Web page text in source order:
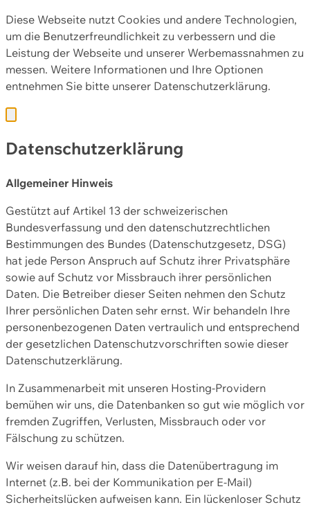
Diese Webseite nutzt Cookies und andere Technologien,
um die Benutzerfreundlichkeit zu verbessern und die
Leistung der Webseite und unserer Werbemassnahmen zu
messen. Weitere Informationen und Ihre Optionen
entnehmen Sie bitte unserer Datenschutzerklärung.
Datenschutzerklärung
Allgemeiner Hinweis
Gestützt auf Artikel 13 der schweizerischen
Bundesverfassung und den datenschutzrechtlichen
Bestimmungen des Bundes (Datenschutzgesetz, DSG)
hat jede Person Anspruch auf Schutz ihrer Privatsphäre
sowie auf Schutz vor Missbrauch ihrer persönlichen
Daten. Die Betreiber dieser Seiten nehmen den Schutz
Ihrer persönlichen Daten sehr ernst. Wir behandeln Ihre
personenbezogenen Daten vertraulich und entsprechend
der gesetzlichen Datenschutzvorschriften sowie dieser
Datenschutzerklärung.
In Zusammenarbeit mit unseren Hosting-Providern
bemühen wir uns, die Datenbanken so gut wie möglich vor
fremden Zugriffen, Verlusten, Missbrauch oder vor
Fälschung zu schützen.
Wir weisen darauf hin, dass die Datenübertragung im
Internet (z.B. bei der Kommunikation per E-Mail)
Sicherheitslücken aufweisen kann. Ein lückenloser Schutz